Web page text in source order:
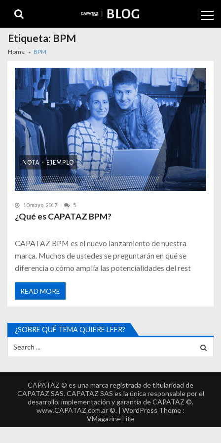
Etiqueta: BPM
Home BPM
10 mayo, 2017 5
¿Qué es CAPATAZ BPM?
CAPATAZ BPM es el nuevo lanzamiento de nuestra
marca. Muchos de ustedes se preguntarán en qué se
diferencia o cómo amplía las potencialidades del rest
READ MORE
¿SOBRE QUÉ TEMA QUIERE LEER?
CAPATAZ © es una marca registrada de titularidad de
CAPATAZ SAS. CAPATAZ SAS es la única responsable por el
desarrollo, implementación y garantía de CAPATAZ ©.
www.CAPATAZ.com.ar ©. | WordPress Theme :
VMagazine Lite